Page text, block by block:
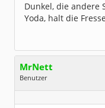
Dunkel, die andere
Yoda, halt die
MrNett
Benutzer
Geschlecht:
keine